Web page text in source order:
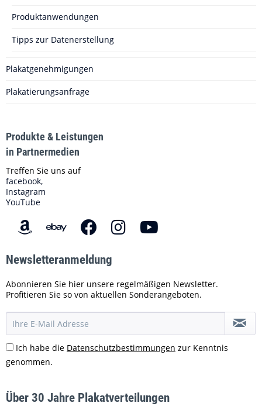
Produktanwendungen
Tipps zur Datenerstellung
Plakatgenehmigungen
Plakatierungsanfrage
Produkte & Leistungen
in Partnermedien
Treffen Sie uns auf
facebook,
Instagram
YouTube
Newsletteranmeldung
Abonnieren Sie hier unsere regelmäßigen Newsletter.
Profitieren Sie so von aktuellen Sonderangeboten.
Ich habe die Datenschutzbestimmungen zur Kenntnis
genommen.
Über 30 Jahre Plakatverteilungen